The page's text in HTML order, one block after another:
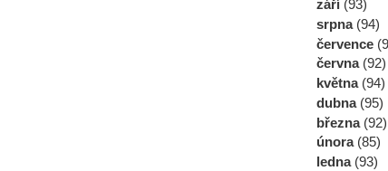
září (93)
srpna (94)
července
června (92)
května (94)
dubna (95)
března (92)
února (85)
ledna (93)